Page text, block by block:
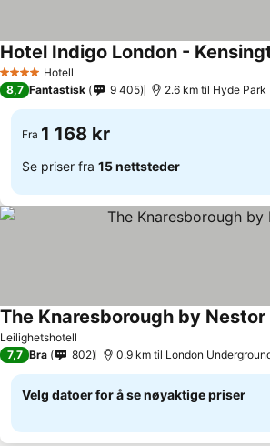
4 StjernerHotell
Hotel Indigo London -
8,7 Fantastisk 9 405 2.6 km til Hyde Park
Fra 1 168 kr
Se priser fra 15 nettsteder
Leilighetshotell
The Knaresborough by Nestor
7,7 Bra 802 0.9 km til London
Velg datoer for å se nøyaktige priser